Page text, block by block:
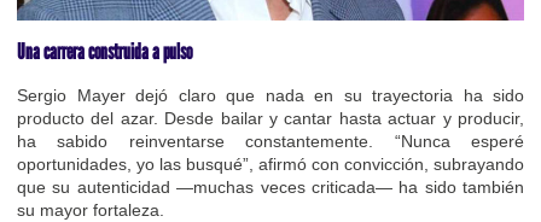
Una carrera construida a pulso
Sergio Mayer dejó claro que nada en su trayectoria ha sido
producto del azar. Desde bailar y cantar hasta actuar y producir,
ha sabido reinventarse constantemente. “Nunca esperé
oportunidades, yo las busqué”, afirmó con convicción, subrayando
que su autenticidad —muchas veces criticada— ha sido también
su mayor fortaleza.